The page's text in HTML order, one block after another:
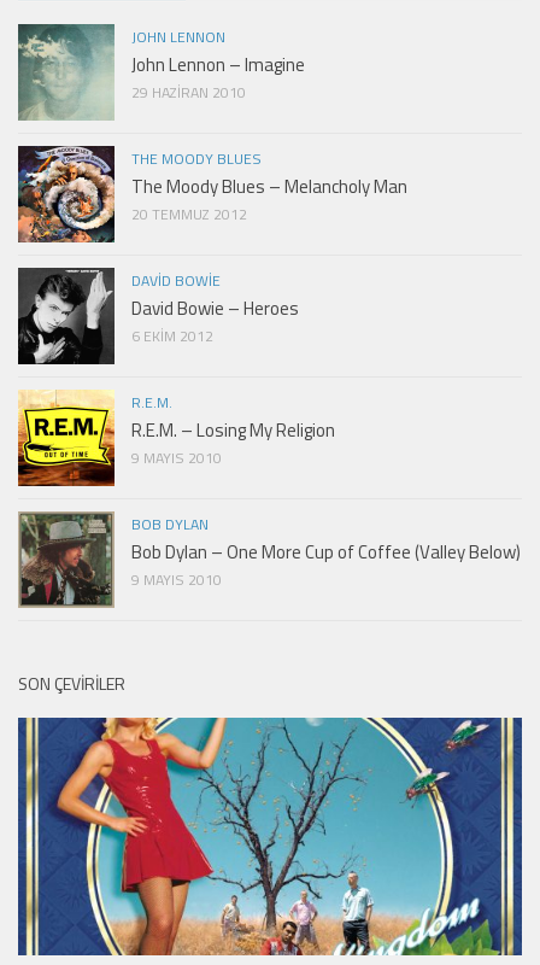
JOHN LENNON
John Lennon – Imagine
29 HAZIRAN 2010
THE MOODY BLUES
The Moody Blues – Melancholy Man
20 TEMMUZ 2012
DAVID BOWIE
David Bowie – Heroes
6 EKIM 2012
R.E.M.
R.E.M. – Losing My Religion
9 MAYIS 2010
BOB DYLAN
Bob Dylan – One More Cup of Coffee (Valley Below)
9 MAYIS 2010
SON ÇEVIRILER